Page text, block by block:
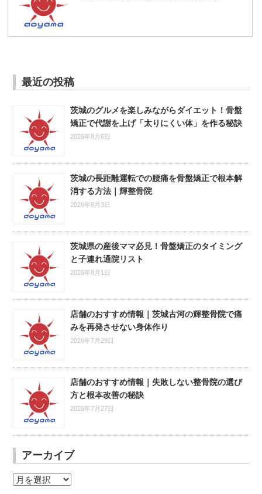
最近の投稿
茨城のグルメを楽しみながらダイエット！骨盤
矯正で代謝を上げ「太りにくい体」を作る秘訣
2026年8月6日
茨城の長距離運転での腰痛を骨盤矯正で根本解
消する方法｜輝整骨院
2026年8月3日
茨城県の産後ママ必見！骨盤矯正のタイミング
と子連れ通院リスト
2026年8月1日
店舗のおすすめ情報｜茨城古河の輝整骨院で痛
みを再発させない身体作り
2026年7月29日
店舗のおすすめ情報｜失敗しない整骨院の選び
方と根本改善の秘訣
2026年7月27日
アーカイブ
ア